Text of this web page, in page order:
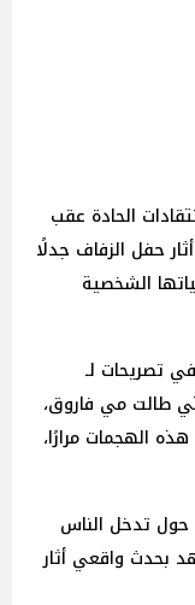
الحادة عقب
حفل الزفاف جدلًا
الشخصية
تصريحات لـ
طالت مي فاروق،
الهجمات مرارًا،
حول تدخل الناس
بحدث واقعي أثار